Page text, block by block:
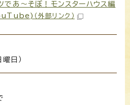
であ〜そぼ！モンスターハウス編
（外部リンク）
日）